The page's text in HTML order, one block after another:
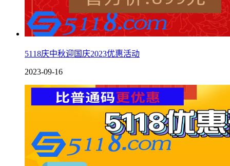
5118庆中秋迎国庆2023优惠活动
2023-09-16